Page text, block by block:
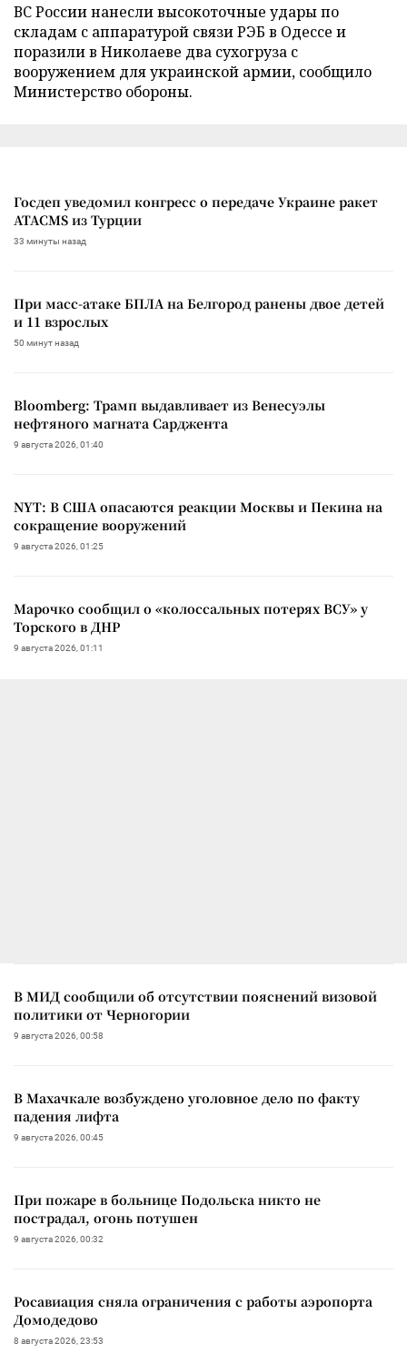
ВС России нанесли высокоточные удары по
складам с аппаратурой связи РЭБ в Одессе и
поразили в Николаеве два сухогруза с
вооружением для украинской армии, сообщило
Министерство обороны.
Госдеп уведомил конгресс о передаче Украине ракет
ATACMS из Турции
33 минуты назад
При масс-атаке БПЛА на Белгород ранены двое детей
и 11 взрослых
50 минут назад
Bloomberg: Трамп выдавливает из Венесуэлы
нефтяного магната Сарджента
9 августа 2026, 01:40
NYT: В США опасаются реакции Москвы и Пекина на
сокращение вооружений
9 августа 2026, 01:25
Марочко сообщил о «колоссальных потерях ВСУ» у
Торского в ДНР
9 августа 2026, 01:11
В МИД сообщили об отсутствии пояснений визовой
политики от Черногории
9 августа 2026, 00:58
В Махачкале возбуждено уголовное дело по факту
падения лифта
9 августа 2026, 00:45
При пожаре в больнице Подольска никто не
пострадал, огонь потушен
9 августа 2026, 00:32
Росавиация сняла ограничения с работы аэропорта
Домодедово
8 августа 2026, 23:53